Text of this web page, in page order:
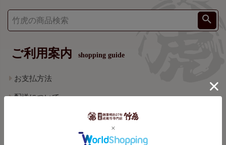
ご利用案内 shopping guide
お支払方法
配送について